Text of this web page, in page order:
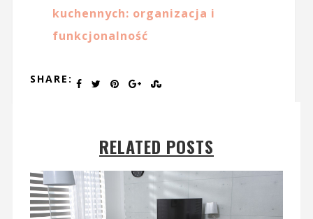
kuchennych: organizacja i
funkcjonalność
SHARE:
RELATED POSTS